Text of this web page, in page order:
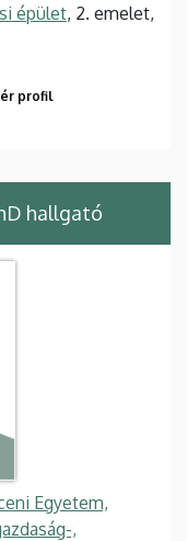
épület, 2. emelet,
profil
hallgató
Egyetem,
,